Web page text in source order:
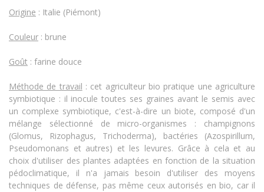
Origine : Italie (Piémont)
Couleur : brune
Goût : farine douce
Méthode de travail : cet agriculteur bio pratique une agriculture
symbiotique : il inocule toutes ses graines avant le semis avec
un complexe symbiotique, c'est-à-dire un biote, composé d'un
mélange sélectionné de micro-organismes : champignons
(Glomus, Rizophagus, Trichoderma), bactéries (Azospirillum,
Pseudomonans et autres) et les levures. Grâce à cela et au
choix d'utiliser des plantes adaptées en fonction de la situation
pédoclimatique, il n'a jamais besoin d'utiliser des moyens
techniques de défense, pas même ceux autorisés en bio, car il